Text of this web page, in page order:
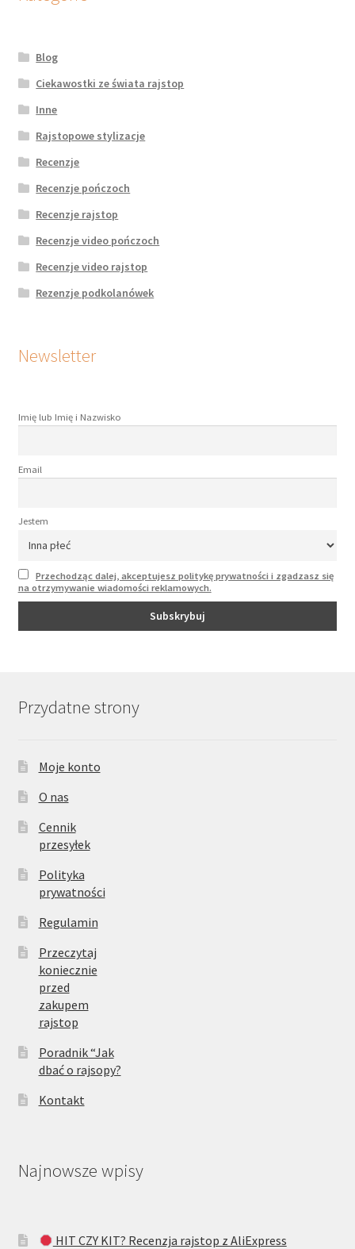
Blog
Ciekawostki ze świata rajstop
Inne
Rajstopowe stylizacje
Recenzje
Recenzje pończoch
Recenzje rajstop
Recenzje video pończoch
Recenzje video rajstop
Rezenzje podkolanówek
Newsletter
Imię lub Imię i Nazwisko
Email
Jestem
Przechodząc dalej, akceptujesz politykę prywatności i zgadzasz się
na otrzymywanie wiadomości reklamowych.
Przydatne strony
Moje konto
O nas
Cennik
przesyłek
Polityka
prywatności
Regulamin
Przeczytaj
koniecznie
przed
zakupem
rajstop
Poradnik “Jak
dbać o rajsopy?
Kontakt
Najnowsze wpisy
HIT CZY KIT? Recenzja rajstop z AliExpress